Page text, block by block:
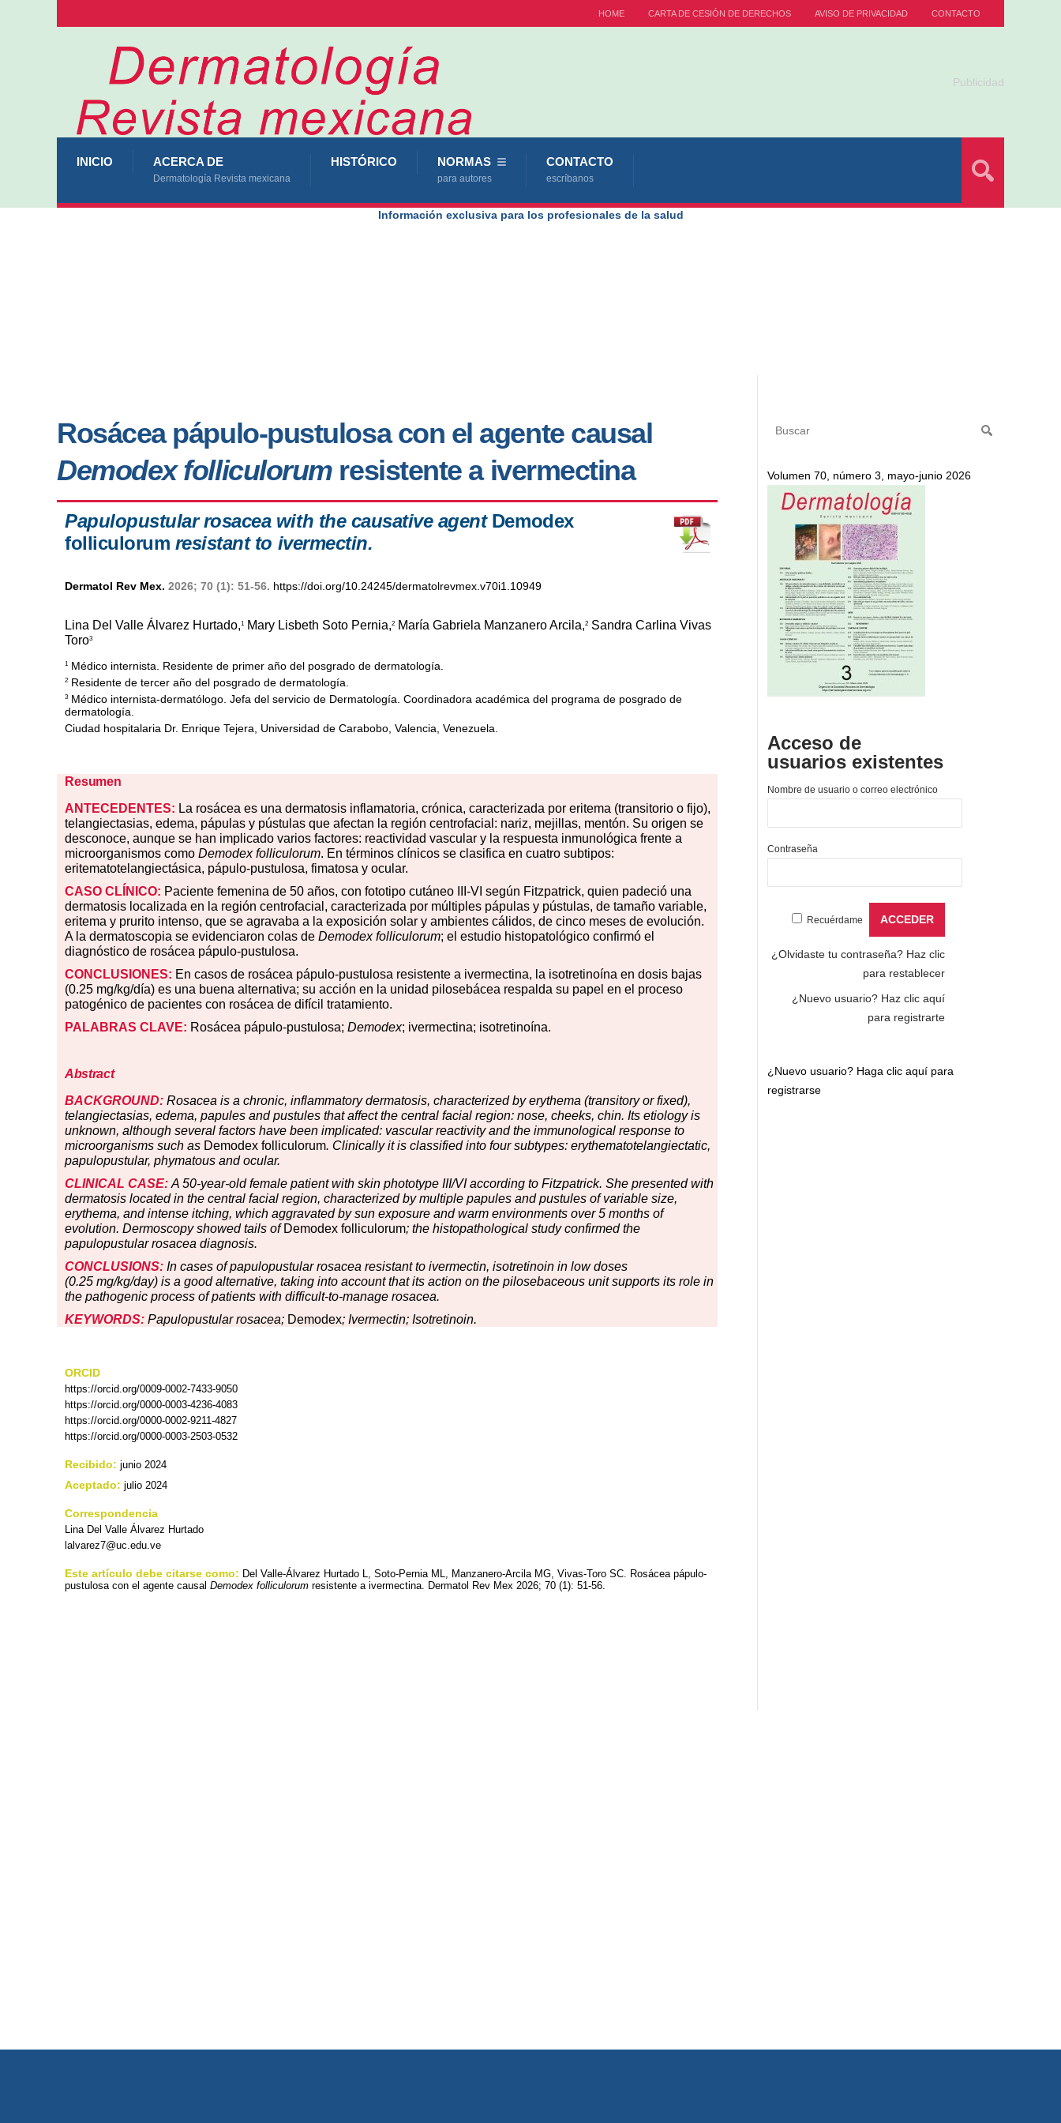
HOME CARTA DE CESIÓN DE DERECHOS AVISO DE PRIVACIDAD CONTACTO
Publicidad
INICIO ACERCA DE
Dermatología Revista mexicana
HISTÓRICO NORMAS
para autores
CONTACTO
escríbanos
Información exclusiva para los profesionales de la salud
Rosácea pápulo-pustulosa con el agente causal
Demodex folliculorumresistente a ivermectina
Papulopustular rosacea with the causative agent Demodex
folliculorum resistant to ivermectin.
Dermatol Rev Mex. 2026; 70 (1): 51-56. https://doi.org/10.24245/dermatolrevmex.v70i1.10949
Lina Del Valle Álvarez Hurtado,1 Mary Lisbeth Soto Pernia,2 María Gabriela Manzanero Arcila,2 Sandra Carlina Vivas
Toro3
1 Médico internista. Residente de primer año del posgrado de dermatología.
2 Residente de tercer año del posgrado de dermatología.
3 Médico internista-dermatólogo. Jefa del servicio de Dermatología. Coordinadora académica del programa de posgrado de
dermatología.
Ciudad hospitalaria Dr. Enrique Tejera, Universidad de Carabobo, Valencia, Venezuela.
Resumen
ANTECEDENTES: La rosácea es una dermatosis inflamatoria, crónica, caracterizada por eritema (transitorio o fijo),
telangiectasias, edema, pápulas y pústulas que afectan la región centrofacial: nariz, mejillas, mentón. Su origen se
desconoce, aunque se han implicado varios factores: reactividad vascular y la respuesta inmunológica frente a
microorganismos como Demodex folliculorum. En términos clínicos se clasifica en cuatro subtipos:
eritematotelangiectásica, pápulo-pustulosa, fimatosa y ocular.
CASO CLÍNICO: Paciente femenina de 50 años, con fototipo cutáneo III-VI según Fitzpatrick, quien padeció una
dermatosis localizada en la región centrofacial, caracterizada por múltiples pápulas y pústulas, de tamaño variable,
eritema y prurito intenso, que se agravaba a la exposición solar y ambientes cálidos, de cinco meses de evolución.
A la dermatoscopia se evidenciaron colas de Demodex folliculorum; el estudio histopatológico confirmó el
diagnóstico de rosácea pápulo-pustulosa.
CONCLUSIONES: En casos de rosácea pápulo-pustulosa resistente a ivermectina, la isotretinoína en dosis bajas
(0.25 mg/kg/día) es una buena alternativa; su acción en la unidad pilosebácea respalda su papel en el proceso
patogénico de pacientes con rosácea de difícil tratamiento.
PALABRAS CLAVE: Rosácea pápulo-pustulosa; Demodex; ivermectina; isotretinoína.
Abstract
BACKGROUND: Rosacea is a chronic, inflammatory dermatosis, characterized by erythema (transitory or fixed),
telangiectasias, edema, papules and pustules that affect the central facial region: nose, cheeks, chin. Its etiology is
unknown, although several factors have been implicated: vascular reactivity and the immunological response to
microorganisms such as Demodex folliculorum. Clinically it is classified into four subtypes: erythematotelangiectatic,
papulopustular, phymatous and ocular.
CLINICAL CASE: A 50-year-old female patient with skin phototype III/VI according to Fitzpatrick. She presented with
dermatosis located in the central facial region, characterized by multiple papules and pustules of variable size,
erythema, and intense itching, which aggravated by sun exposure and warm environments over 5 months of
evolution. Dermoscopy showed tails of Demodex folliculorum; the histopathological study confirmed the
papulopustular rosacea diagnosis.
CONCLUSIONS: In cases of papulopustular rosacea resistant to ivermectin, isotretinoin in low doses
(0.25 mg/kg/day) is a good alternative, taking into account that its action on the pilosebaceous unit supports its role in
the pathogenic process of patients with difficult-to-manage rosacea.
KEYWORDS: Papulopustular rosacea; Demodex; Ivermectin; Isotretinoin.
ORCID
https://orcid.org/0009-0002-7433-9050
https://orcid.org/0000-0003-4236-4083
https://orcid.org/0000-0002-9211-4827
https://orcid.org/0000-0003-2503-0532
Recibido: junio 2024
Aceptado: julio 2024
Correspondencia
Lina Del Valle Álvarez Hurtado
lalvarez7@uc.edu.ve
Este artículo debe citarse como: Del Valle-Álvarez Hurtado L, Soto-Pernia ML, Manzanero-Arcila MG, Vivas-Toro SC. Rosácea pápulo-
pustulosa con el agente causal Demodex folliculorum resistente a ivermectina. Dermatol Rev Mex 2026; 70 (1): 51-56.
Volumen 70, número 3, mayo-junio 2026
Acceso de
usuarios existentes
Nombre de usuario o correo electrónico
Contraseña
Recuérdame
¿Olvidaste tu contraseña? Haz clic
para restablecer
¿Nuevo usuario? Haz clic aquí
para registrarte
¿Nuevo usuario? Haga clic aquí para
registrarse